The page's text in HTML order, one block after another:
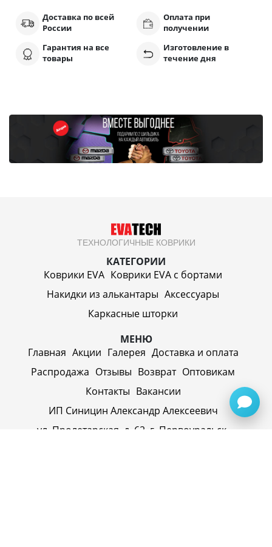
Доставка по всей
России
Оплата при
получении
Гарантия на все
товары
Изготовление в
течение дня
ТЕХНОЛОГИЧНЫЕ КОВРИКИ
КАТЕГОРИИ
Коврики EVA Коврики EVA c бортами
Накидки из алькантары Аксессуары
Каркасные шторки
МЕНЮ
Главная Акции Галерея Доставка и оплата
Распродажа Отзывы Возврат Оптовикам
Контакты Вакансии
ИП Синицин Александр Алексеевич
ул. Пролетарская, д. 62, г. Первоуральск,